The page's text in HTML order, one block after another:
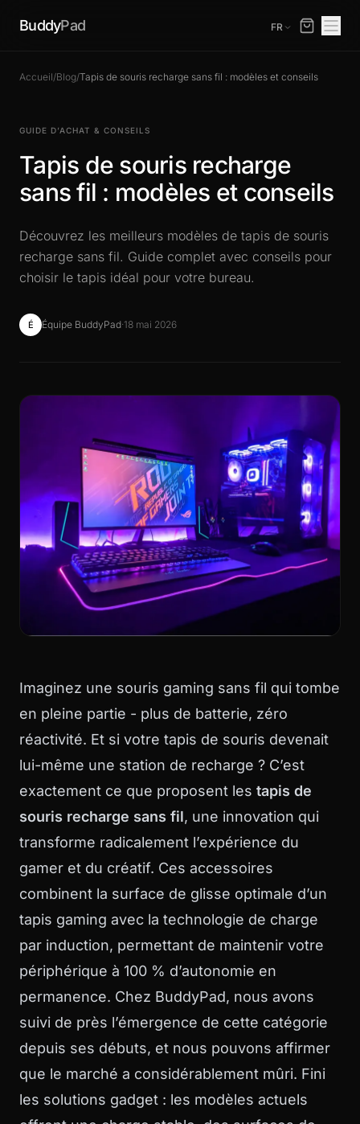
BuddyPad FR
Accueil/Blog/Tapis de souris recharge sans fil : modèles et conseils
GUIDE D’ACHAT & CONSEILS
Tapis de souris recharge
sans fil : modèles et conseils
Découvrez les meilleurs modèles de tapis de souris
recharge sans fil. Guide complet avec conseils pour
choisir le tapis idéal pour votre bureau.
É Équipe BuddyPad·18 mai 2026
Imaginez une souris gaming sans fil qui tombe
en pleine partie - plus de batterie, zéro
réactivité. Et si votre tapis de souris devenait
lui-même une station de recharge ? C’est
exactement ce que proposent les tapis de
souris recharge sans fil, une innovation qui
transforme radicalement l’expérience du
gamer et du créatif. Ces accessoires
combinent la surface de glisse optimale d’un
tapis gaming avec la technologie de charge
par induction, permettant de maintenir votre
périphérique à 100 % d’autonomie en
permanence. Chez BuddyPad, nous avons
suivi de près l’émergence de cette catégorie
depuis ses débuts, et nous pouvons affirmer
que le marché a considérablement mûri. Fini
les solutions gadget : les modèles actuels